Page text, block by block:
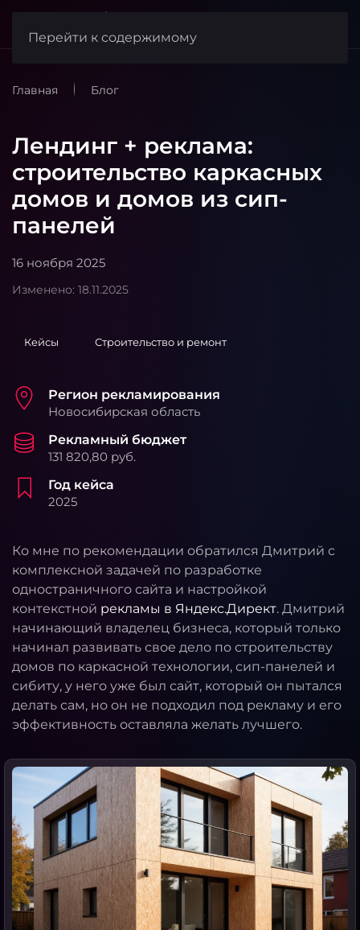
Перейти к содержимому
веб-студия
FishCode
Главная Блог
Лендинг + реклама:
строительство каркасных
домов и домов из сип-
панелей
16 ноября 2025
Изменено: 18.11.2025
Кейсы Строительство и ремонт
Регион рекламирования
Новосибирская область
Рекламный бюджет
131 820,80 руб.
Год кейса
2025
Ко мне по рекомендации обратился Дмитрий с
комплексной задачей по разработке
одностраничного сайта и настройкой
контекстной рекламы в Яндекс.Директ. Дмитрий
начинающий владелец бизнеса, который только
начинал развивать свое дело по строительству
домов по каркасной технологии, сип-панелей и
сибиту, у него уже был сайт, который он пытался
делать сам, но он не подходил под рекламу и его
эффективность оставляла желать лучшего.